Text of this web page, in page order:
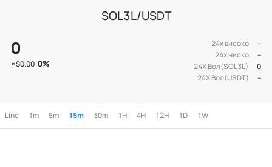
SOL3L/USDT
0
≈$0.00 0%
24х високо
--
24х ниско
--
24Х Вол(SOL3L)
0
24Х Вол(USDT)
--
Line 1m 5m 15m 30m 1H 4H 12H 1D 1W